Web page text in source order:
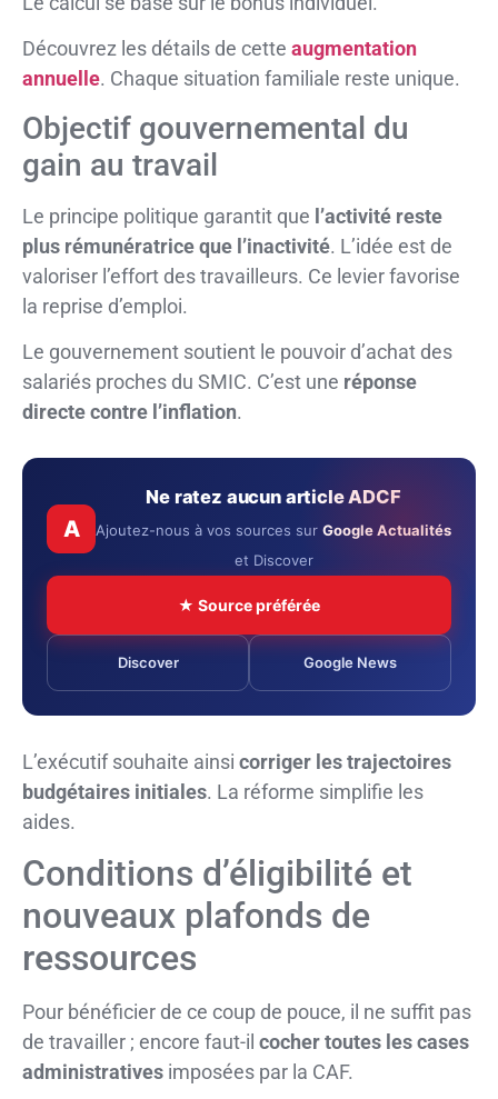
Découvrez les détails de cette augmentation
annuelle. Chaque situation familiale reste unique.
Objectif gouvernemental du
gain au travail
Le principe politique garantit que l’activité reste
plus rémunératrice que l’inactivité. L’idée est de
valoriser l’effort des travailleurs. Ce levier favorise
la reprise d’emploi.
Le gouvernement soutient le pouvoir d’achat des
salariés proches du SMIC. C’est une réponse
directe contre l’inflation.
A
Ne ratez aucun article ADCF
Ajoutez-nous à vos sources sur Google Actualités
et Discover
★ Source préférée
Discover Google News
L’exécutif souhaite ainsi corriger les trajectoires
budgétaires initiales. La réforme simplifie les
aides.
Conditions d’éligibilité et
nouveaux plafonds de
ressources
Pour bénéficier de ce coup de pouce, il ne suffit pas
de travailler ; encore faut-il cocher toutes les cases
administratives imposées par la CAF.